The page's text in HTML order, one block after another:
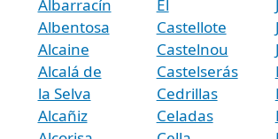
Albarracín
Albentosa
Alcaine
Alcalá de
la Selva
Alcañiz
El
Castellote
Castelnou
Castelserás
Cedrillas
Celadas